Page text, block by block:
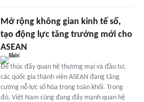
Mở rộng không gian kinh tế số,
tạo động lực tăng trưởng mới cho
ASEAN
Để thúc đẩy quan hệ thương mại và đầu tư,
các quốc gia thành viên ASEAN đang tăng
cường nỗ lực số hóa trong toàn khối. Trong
đó, Việt Nam cũng đang đẩy mạnh quan hệ